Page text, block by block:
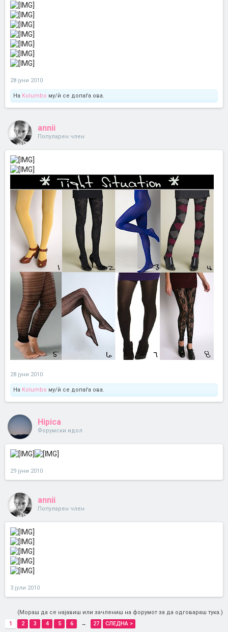
28 јуни 2010
На Kolumbo му/ѝ се допаѓа ова.
annii
Популарен член
28 јуни 2010
На Kolumbo му/ѝ се допаѓа ова.
Hipica
Форумски идол
29 јуни 2010
annii
Популарен член
3 јули 2010
(Мораш да се најавиш или зачлениш на форумот за да одговараш тука.)
1
2 3 4 5 6 → 27 СЛЕДНА >